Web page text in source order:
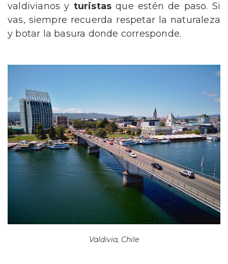
valdivianos y turistas que estén de paso. Si
vas, siempre recuerda respetar la naturaleza
y botar la basura donde corresponde.
Valdivia, Chile